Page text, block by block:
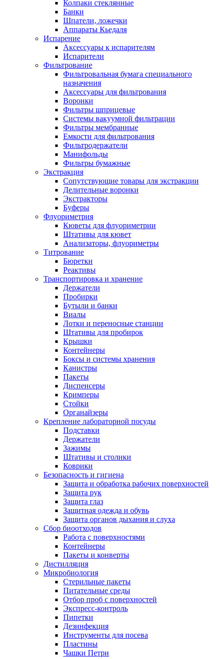
Колпаки стеклянные
Банки
Шпатели, ложечки
Аппараты Кьедаля
Испарение
Аксессуары к испарителям
Испарители
Фильтрование
Фильтровальная бумага специального
назначения
Аксессуары для фильтрования
Воронки
Фильтры шприцевые
Системы вакуумной фильтрации
Фильтры мембранные
Емкости для фильтрования
Фильтродержатели
Манифольды
Фильтры бумажные
Экстракция
Сопутствующие товары для экстракции
Делительные воронки
Экстракторы
Буферы
Флуориметрия
Кюветы для флуориметрии
Штативы для кювет
Анализаторы, флуориметры
Титрование
Бюретки
Реактивы
Транспортировка и хранение
Держатели
Пробирки
Бутыли и банки
Виалы
Лотки и переносные станции
Штативы для пробирок
Крышки
Контейнеры
Боксы и системы хранения
Канистры
Пакеты
Диспенсеры
Кримперы
Стойки
Органайзеры
Крепление лабораторной посуды
Подставки
Держатели
Зажимы
Штативы и столики
Коврики
Безопасность и гигиена
Защита и обработка рабочих поверхностей
Защита рук
Защита глаз
Защитная одежда и обувь
Защита органов дыхания и слуха
Сбор биоотходов
Работа с поверхностями
Контейнеры
Пакеты и конверты
Дистилляция
Микробиология
Стерильные пакеты
Питательные среды
Отбор проб с поверхностей
Экспресс-контроль
Пипетки
Дезинфекция
Инструменты для посева
Пластины
Чашки Петри